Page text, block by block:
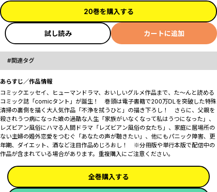
20巻を購入する
試し読み カートに追加
関連タグ
あらすじ／作品情報
コミックエッセイ、ヒューマンドラマ、おいしいグルメ作品まで、た～んと読める
コミック誌「comicタント」が誕生！ 巻頭は電子書籍で200万DLを突破した特殊
清掃の裏側を描く大人気作品「不浄を拭うひと」の描き下ろし！ さらに、父親を
殺されうつ病になった娘の過酷な人生「家族がいなくなって私はうつになった」、
レズビアン風俗にハマる人間ドラマ「レズビアン風俗の女たち」、家庭に居場所の
ない主婦の婚外恋愛をつむぐ「あなたの声が聴きたい」、他にもパニック障害、更
年期、ダイエット、酒など注目作品めじろおし！ ※分冊版や単行本版で配信中の
作品が含まれている場合があります。重複購入にご注意ください。
全巻購入する